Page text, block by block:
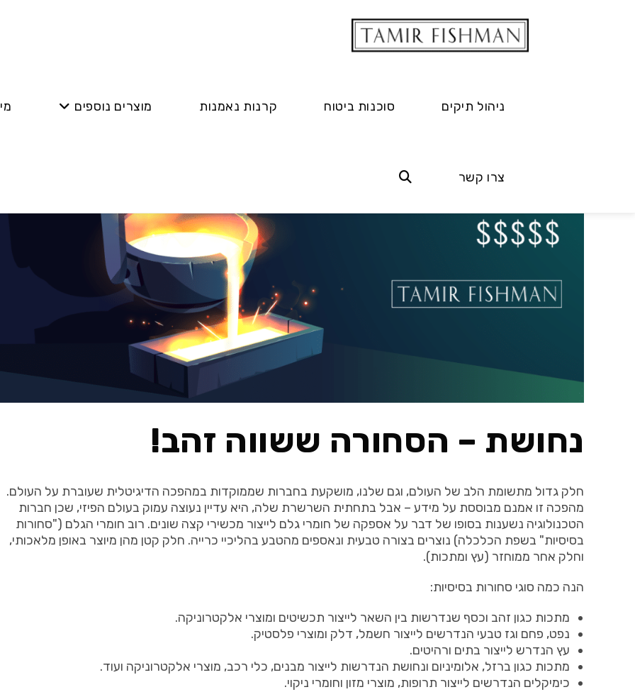
ניהול תיקים סוכנות ביטוח קרנות נאמנות מוצרים נוספים
צרו קשר
נחושת – הסחורה ששווה זהב!
חלק גדול מתשומת הלב של העולם, וגם שלנו, מושקעת בחברות שממוקדות במהפכה הדיגיטלית שעוברת על העולם.
מהפכה זו אמנם מבוססת על מידע – אבל בתחתית השרשרת שלה, היא עדיין נעוצה עמוק בעולם הפיזי, שכן חברות
הטכנולוגיה נשענות בסופו של דבר על אספקה של חומרי גלם לייצור מכשירי קצה שונים. רוב חומרי הגלם ("סחורות
בסיסיות" בשפת הכלכלה) נוצרים בצורה טבעית ונאספים מהטבע בהליכיי כרייה. חלק קטן מהן מיוצר באופן מלאכותי,
וחלק אחר ממוחזר (עץ ומתכות).
הנה כמה סוגי סחורות בסיסיות:
מתכות כגון זהב וכסף שנדרשות בין השאר לייצור תכשיטים ומוצרי אלקטרוניקה.
נפט, פחם וגז טבעי הנדרשים לייצור חשמל, דלק ומוצרי פלסטיק.
עץ הנדרש לייצור בתים ורהיטים.
מתכות כגון ברזל, אלומיניום ונחושת הנדרשות לייצור מבנים, כלי רכב, מוצרי אלקטרוניקה ועוד.
כימיקלים הנדרשים לייצור תרופות, מוצרי מזון וחומרי ניקוי.